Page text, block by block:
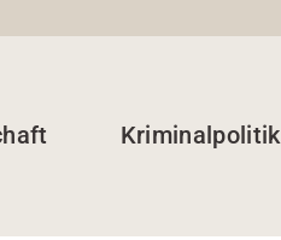
Kriminalpolitik